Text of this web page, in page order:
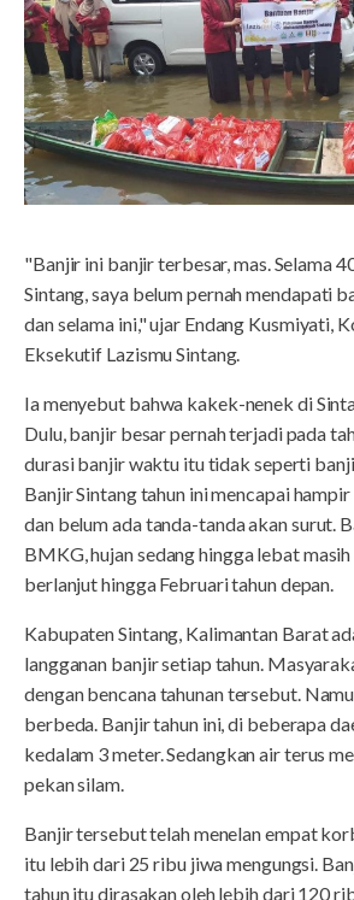
"Banjir ini banjir terbesar, mas. Selama
Sintang, saya belum pernah mendapati
dan selama ini," ujar Endang Kusmiyati,
Eksekutif Lazismu Sintang.
Ia menyebut bahwa kakek-nenek di
Dulu, banjir besar pernah terjadi pada
durasi banjir waktu itu tidak seperti
Banjir Sintang tahun ini mencapai
dan belum ada tanda-tanda akan surut.
BMKG, hujan sedang hingga lebat
berlanjut hingga Februari tahun depan.
Kabupaten Sintang, Kalimantan Barat
langganan banjir setiap tahun.
dengan bencana tahunan tersebut.
berbeda. Banjir tahun ini, di beberapa
kedalam 3 meter. Sedangkan air terus
pekan silam.
Banjir tersebut telah menelan empat
itu lebih dari 25 ribu jiwa mengungsi.
tahun itu dirasakan oleh lebih dari 120